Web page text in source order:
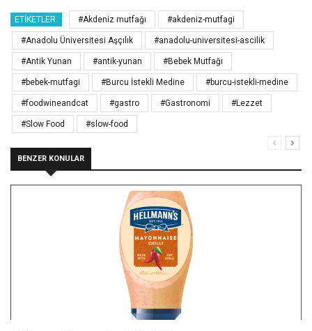
ETIKETLER: #Akdeniz mutfağı #akdeniz-mutfagi
#Anadolu Üniversitesi Aşçılık #anadolu-universitesi-ascilik
#Antik Yunan #antik-yunan #Bebek Mutfağı
#bebek-mutfagi #Burcu İstekli Medine #burcu-istekli-medine
#foodwineandcat #gastro #Gastronomi #Lezzet
#Slow Food #slow-food
BENZER KONULAR